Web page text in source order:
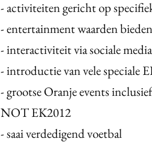
- activiteiten gericht op
- entertainment waarden bieden
- interactiviteit via sociale
- introductie van vele speciale
- grootse Oranje events
NOT EK2012
- saai verdedigend voetbal